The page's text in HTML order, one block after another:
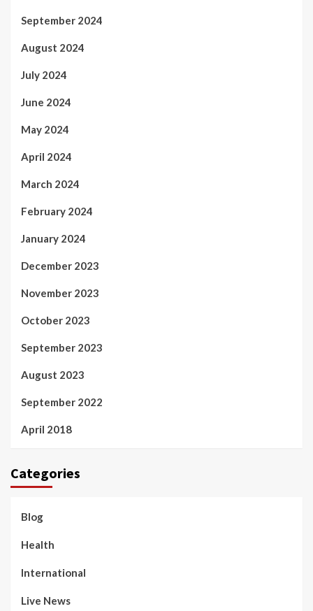
September 2024
August 2024
July 2024
June 2024
May 2024
April 2024
March 2024
February 2024
January 2024
December 2023
November 2023
October 2023
September 2023
August 2023
September 2022
April 2018
Categories
Blog
Health
International
Live News